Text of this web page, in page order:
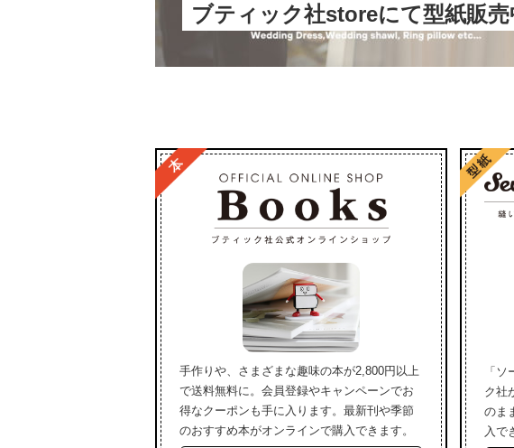
ブティック社storeにて型紙販売
手作りや、さまざまな趣味の本が2,800円以上
で送料無料に。会員登録やキャンペーンでお
得なクーポンも手に入ります。最新刊や季節
のおすすめ本がオンラインで購入できます。
「
ク社
のま
入で